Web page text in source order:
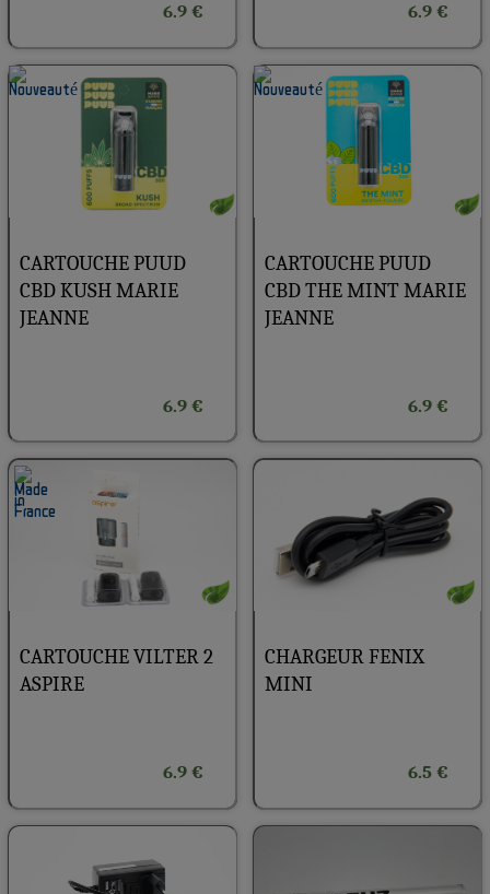
6.9 € 6.9 €
CARTOUCHE PUUD
CBD KUSH MARIE
JEANNE
6.9 €
CARTOUCHE PUUD
CBD THE MINT MARIE
JEANNE
6.9 €
CARTOUCHE VILTER 2
ASPIRE
6.9 €
CHARGEUR FENIX
MINI
6.5 €